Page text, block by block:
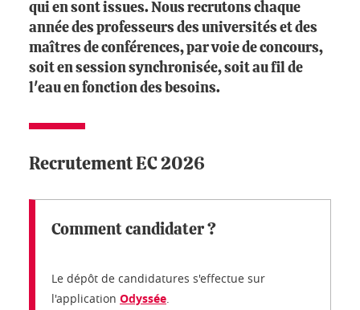
qui en sont issues. Nous recrutons chaque
année des professeurs des universités et des
maîtres de conférences, par voie de concours,
soit en session synchronisée, soit au fil de
l'eau en fonction des besoins.
Recrutement EC 2026
Comment candidater ?
Le dépôt de candidatures s'effectue sur
l'application Odyssée.